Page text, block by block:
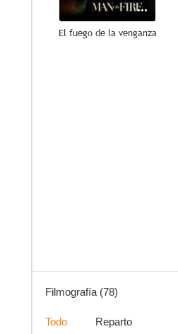
El fuego de la venganza
Filmografía (78)
Todo Reparto